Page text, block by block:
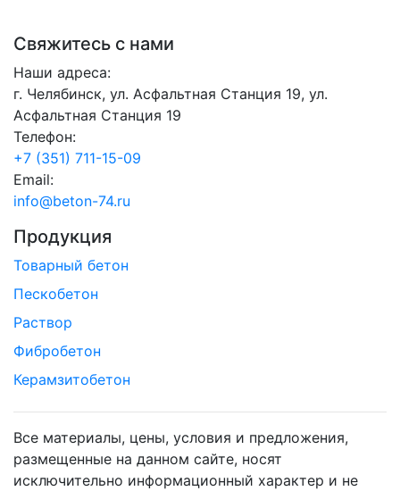
Свяжитесь с нами
Наши адреса:
г. Челябинск, ул. Асфальтная Станция 19, ул.
Асфальтная Станция 19
Телефон:
+7 (351) 711-15-09
Email:
info@beton-74.ru
Продукция
Товарный бетон
Пескобетон
Раствор
Фибробетон
Керамзитобетон
Все материалы, цены, условия и предложения,
размещенные на данном сайте, носят
исключительно информационный характер и не